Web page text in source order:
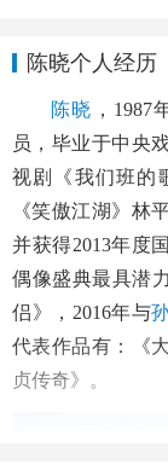
陈晓个人经历
陈晓 ，
员，毕业于中央
视剧《我们班的
《笑傲江湖》林
并获得2013年度
偶像盛典最具潜
侣》，2016年与
代表作品有：《
贞传奇》。